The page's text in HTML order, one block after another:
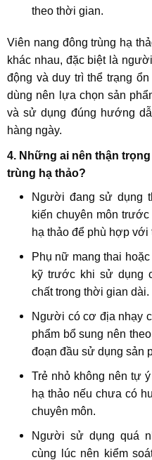
theo thời gian.
Viên nang đông trùng hạ
khác nhau, đặc biệt là
động và duy trì thể trạng
dùng nên lựa chọn sản
và sử dụng đúng hướng
hàng ngày.
4. Những ai nên thận
trùng hạ thảo?
Người đang sử dụng
kiến chuyên môn
hạ thảo để phù hợp
Phụ nữ mang thai
kỹ trước khi sử dụng
chất trong thời gian dài.
Người có cơ địa nhạy
phẩm bổ sung nên
đoạn đầu sử dụng sản
Trẻ nhỏ không nên tự
hạ thảo nếu chưa có
chuyên môn.
Người sử dụng quá
cùng lúc nên kiểm